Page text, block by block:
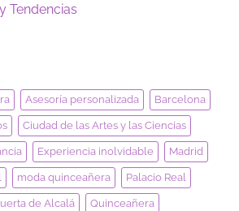
Tendencias
Asesoría personalizada Barcelona
Ciudad de las Artes y las Ciencias
Experiencia inolvidable Madrid
moda quinceañera Palacio Real
de Alcalá Quinceañera